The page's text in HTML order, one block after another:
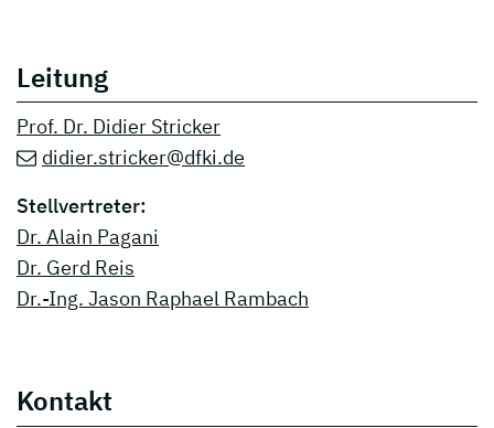
Leitung
Prof. Dr. Didier Stricker
didier.stricker@dfki.de
Stellvertreter:
Dr. Alain Pagani
Dr. Gerd Reis
Dr.-Ing. Jason Raphael Rambach
Kontakt